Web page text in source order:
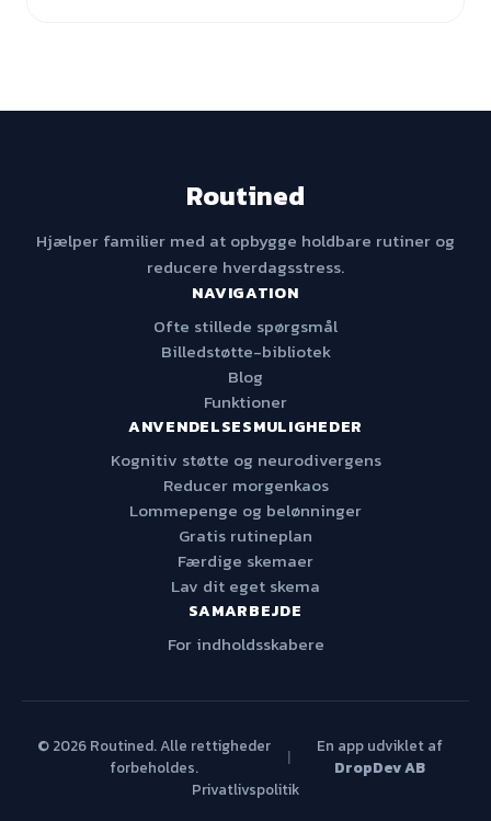
Routined
Hjælper familier med at opbygge holdbare rutiner og
reducere hverdagsstress.
NAVIGATION
Ofte stillede spørgsmål
Billedstøtte-bibliotek
Blog
Funktioner
ANVENDELSESMULIGHEDER
Kognitiv støtte og neurodivergens
Reducer morgenkaos
Lommepenge og belønninger
Gratis rutineplan
Færdige skemaer
Lav dit eget skema
SAMARBEJDE
For indholdsskabere
© 2026 Routined. Alle rettigheder
forbeholdes.
|
En app udviklet af
DropDev AB
Privatlivspolitik